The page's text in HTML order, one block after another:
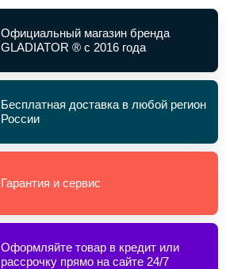
Официальный магазин бренда
GLADIATOR ® с 2016 года
Бесплатная доставка в любой регион
России
Гарантия и сервис
Оформляйте товар в кредит или
рассрочку прямо на сайте 24/7